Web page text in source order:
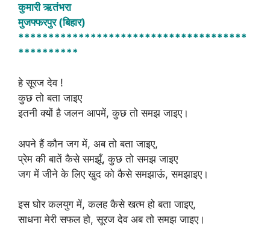
at
s
A
p
p
e
k
e
कुमारी ऋतंभरा
मुजफ्फरपुर (बिहार)
**************************************
**********
हे सूरज देव !
कुछ तो बता जाइए
इतनी क्यों है जलन आपमें, कुछ तो समझ जाइए।
अपने हैं कौन जग में, अब तो बता जाइए,
प्रेम की बातें कैसे समझूँ, कुछ तो समझ जाइए
जग में जीने के लिए खुद को कैसे समझाऊं, समझाइए।
इस घोर कलयुग में, कलह कैसे खत्म हो बता जाइए,
साधना मेरी सफल हो, सूरज देव अब तो समझ जाइए।